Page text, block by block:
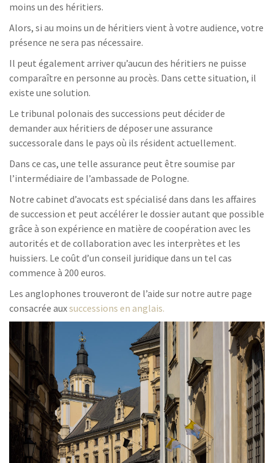
moins un des héritiers.
Alors, si au moins un de héritiers vient à votre audience, votre
présence ne sera pas nécessaire.
Il peut également arriver qu’aucun des héritiers ne puisse
comparaître en personne au procès. Dans cette situation, il
existe une solution.
Le tribunal polonais des successions peut décider de
demander aux héritiers de déposer une assurance
successorale dans le pays où ils résident actuellement.
Dans ce cas, une telle assurance peut être soumise par
l’intermédiaire de l’ambassade de Pologne.
Notre cabinet d’avocats est spécialisé dans dans les affaires
de succession et peut accélérer le dossier autant que possible
grâce à son expérience en matière de coopération avec les
autorités et de collaboration avec les interprètes et les
huissiers. Le coût d’un conseil juridique dans un tel cas
commence à 200 euros.
Les anglophones trouveront de l’aide sur notre autre page
consacrée auxsuccessions en anglais.